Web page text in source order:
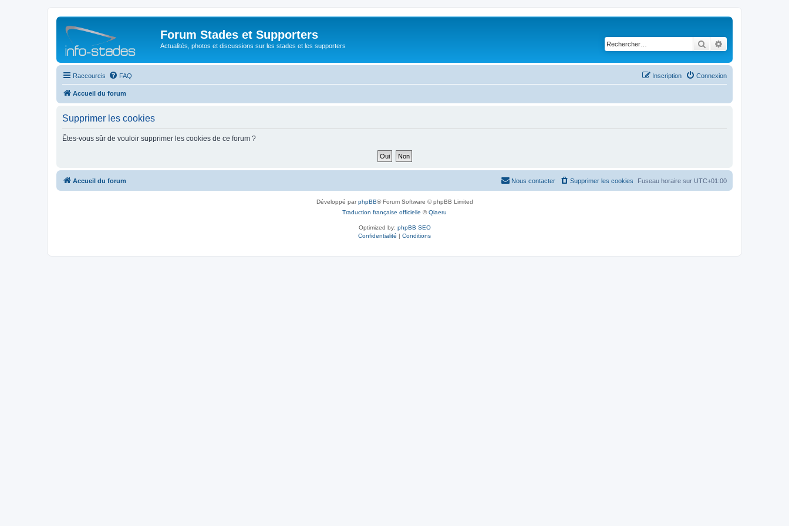
Forum Stades et Supporters
Actualités, photos et discussions sur les stades et les supporters Rechercher
Raccourcis FAQ Connexion
Inscription
Accueil du forum
Supprimer les cookies
Êtes-vous sûr de vouloir supprimer les cookies de ce forum ?
Accueil du forum Fuseau horaire sur UTC+01:00
Supprimer les cookies
Nous contacter
Développé parphpBB® Forum Software © phpBB Limited
Traduction française officielle ©Qiaeru
Optimized by: phpBB SEO
Confidentialité | Conditions